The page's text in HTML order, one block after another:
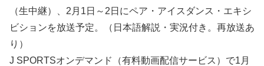
（生中継）、2月1日～2日にペア・アイスダンス・エキシ
ビションを放送予定。（日本語解説・実況付き。再放送あ
り）
J SPORTSオンデマンド（有料動画配信サービス）で1月